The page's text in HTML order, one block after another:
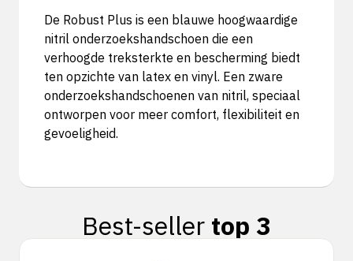
De Robust Plus is een blauwe hoogwaardige
nitril onderzoekshandschoen die een
verhoogde treksterkte en bescherming biedt
ten opzichte van latex en vinyl. Een zware
onderzoekshandschoenen van nitril, speciaal
ontworpen voor meer comfort, flexibiliteit en
gevoeligheid.
Best-seller top 3